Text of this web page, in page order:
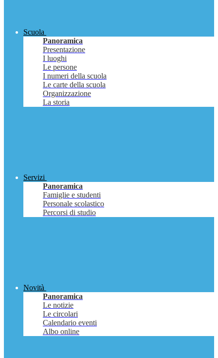
Scuola
Panoramica
Presentazione
I luoghi
Le persone
I numeri della scuola
Le carte della scuola
Organizzazione
La storia
Servizi
Panoramica
Famiglie e studenti
Personale scolastico
Percorsi di studio
Novità
Panoramica
Le notizie
Le circolari
Calendario eventi
Albo online